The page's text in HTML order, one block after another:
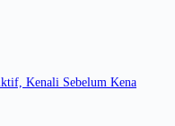
Kenali Sebelum Kena